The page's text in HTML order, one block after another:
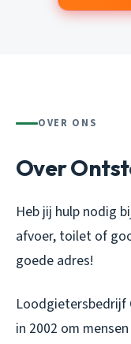
OVER ONS
Over
Heb jij hulp nodig
afvoer, toilet of
goede adres!
Loodgietersbedrijf
in 2002 om